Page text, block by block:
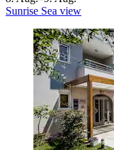
Sunrise Sea view